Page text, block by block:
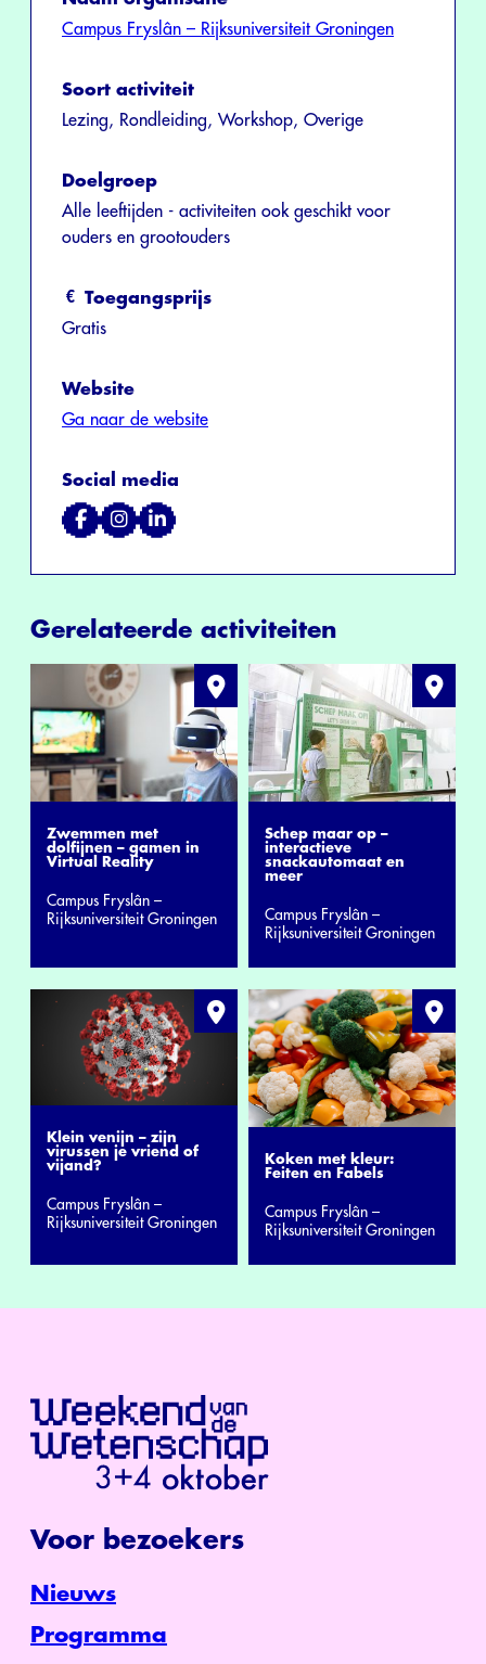
Campus Fryslân – Rijksuniversiteit Groningen
Soort activiteit
Lezing, Rondleiding, Workshop, Overige
Doelgroep
Alle leeftijden - activiteiten ook geschikt voor
ouders en grootouders
Toegangsprijs
Gratis
Website
Ga naar de website
Social media
Gerelateerde activiteiten
Zwemmen met
dolfijnen – gamen in
Virtual Reality
Campus Fryslân –
Rijksuniversiteit Groningen
Schep maar op –
interactieve
snackautomaat en
meer
Campus Fryslân –
Rijksuniversiteit Groningen
Klein venijn – zijn
virussen je vriend of
vijand?
Campus Fryslân –
Rijksuniversiteit Groningen
Koken met kleur:
Feiten en Fabels
Campus Fryslân –
Rijksuniversiteit Groningen
Voor bezoekers
Nieuws
Programma